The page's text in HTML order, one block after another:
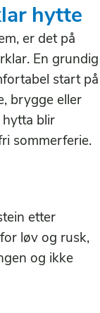
hytte
er det på
En grundig
start på
brygge eller
hytta blir
sommerferie.
etter
løv og rusk,
og ikke